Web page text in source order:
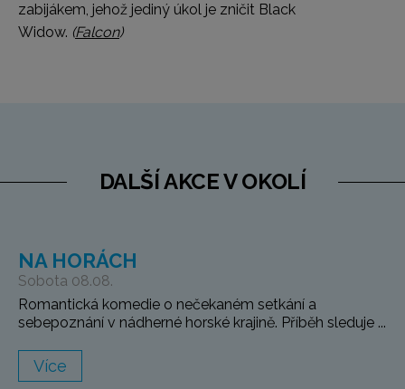
zabijákem, jehož jediný úkol je zničit Black
Widow. (Falcon)
DALŠÍ AKCE V OKOLÍ
NA HORÁCH
Sobota 08.08.
Romantická komedie o nečekaném setkání a
sebepoznání v nádherné horské krajině. Příběh sleduje ...
Více